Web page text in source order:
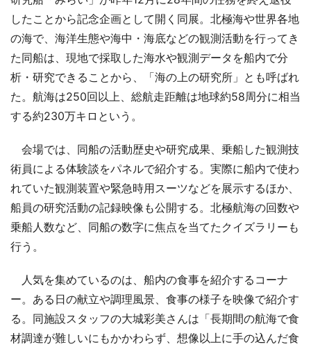
したことから記念企画として開く同展。北極海や世界各地
の海で、海洋生態や海中・海底などの観測活動を行ってき
た同船は、現地で採取した海水や観測データを船内で分
析・研究できることから、「海の上の研究所」とも呼ばれ
た。航海は250回以上、総航走距離は地球約58周分に相当
する約230万キロという。
会場では、同船の活動歴史や研究成果、乗船した観測技
術員による体験談をパネルで紹介する。実際に船内で使わ
れていた観測装置や緊急時用スーツなどを展示するほか、
船員の研究活動の記録映像も公開する。北極航海の回数や
乗船人数など、同船の数字に焦点を当てたクイズラリーも
行う。
人気を集めているのは、船内の食事を紹介するコーナ
ー。ある日の献立や調理風景、食事の様子を映像で紹介す
る。同施設スタッフの大城彩美さんは「長期間の航海で食
材調達が難しいにもかかわらず、想像以上に手の込んだ食